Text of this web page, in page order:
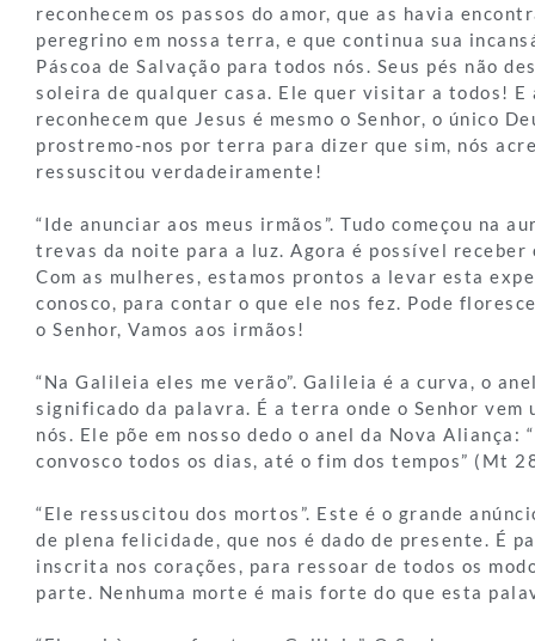
reconhecem os passos do amor, que as havia
peregrino em nossa terra, e que continua sua
Páscoa de Salvação para todos nós. Seus pés não
soleira de qualquer casa. Ele quer visitar a todos! E
reconhecem que Jesus é mesmo o Senhor, o único
prostremo-nos por terra para dizer que sim, nós
ressuscitou verdadeiramente!
“Ide anunciar aos meus irmãos”. Tudo começou na
trevas da noite para a luz. Agora é possível receber
Com as mulheres, estamos prontos a levar esta
conosco, para contar o que ele nos fez. Pode
o Senhor, Vamos aos irmãos!
“Na Galileia eles me verão”. Galileia é a curva, o
significado da palavra. É a terra onde o Senhor vem
nós. Ele põe em nosso dedo o anel da Nova Aliança:
convosco todos os dias, até o fim dos tempos” (Mt
“Ele ressuscitou dos mortos”. Este é o grande
de plena felicidade, que nos é dado de presente. É
inscrita nos corações, para ressoar de todos os
parte. Nenhuma morte é mais forte do que esta